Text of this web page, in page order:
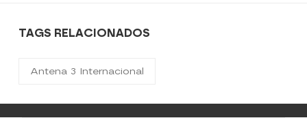
TAGS RELACIONADOS
Antena 3 Internacional